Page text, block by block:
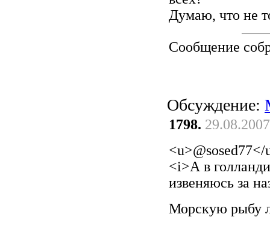
Думаю, что не
Сообщение
Обсуждение:
1798.
<u>@sosed77</
<i>А в
извеняюсь за
Морскую рыбу